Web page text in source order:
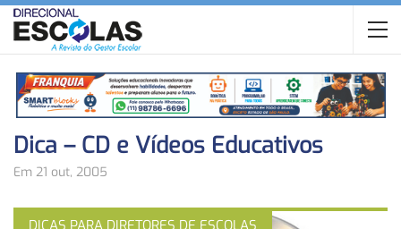
Dica – CD e Vídeos Educativos
Em 21 out, 2005